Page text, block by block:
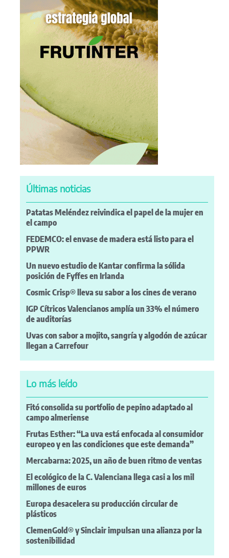
Últimas noticias
Patatas Meléndez reivindica el papel de la mujer en
el campo
FEDEMCO: el envase de madera está listo para el
PPWR
Un nuevo estudio de Kantar confirma la sólida
posición de Fyffes en Irlanda
Cosmic Crisp® lleva su sabor a los cines de verano
IGP Cítricos Valencianos amplía un 33% el número
de auditorías
Uvas con sabor a mojito, sangría y algodón de azúcar
llegan a Carrefour
Lo más leído
Fitó consolida su portfolio de pepino adaptado al
campo almeriense
Frutas Esther: “La uva está enfocada al consumidor
europeo y en las condiciones que este demanda”
Mercabarna: 2025, un año de buen ritmo de ventas
El ecológico de la C. Valenciana llega casi a los mil
millones de euros
Europa desacelera su producción circular de
plásticos
ClemenGold® y Sinclair impulsan una alianza por la
sostenibilidad